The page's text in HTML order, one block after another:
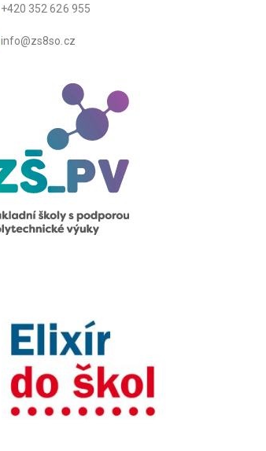
+420 352 626 955
info@zs8so.cz